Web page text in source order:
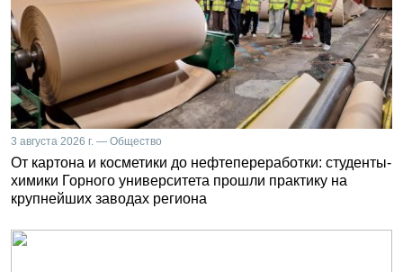
3 августа 2026 г. — Общество
От картона и косметики до нефтепереработки: студенты-
химики Горного университета прошли практику на
крупнейших заводах региона